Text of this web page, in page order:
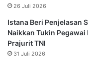
26 Juli 2026
Istana Beri Penjelasan
Naikkan Tukin Pegawai
Prajurit TNI
31 Juli 2026